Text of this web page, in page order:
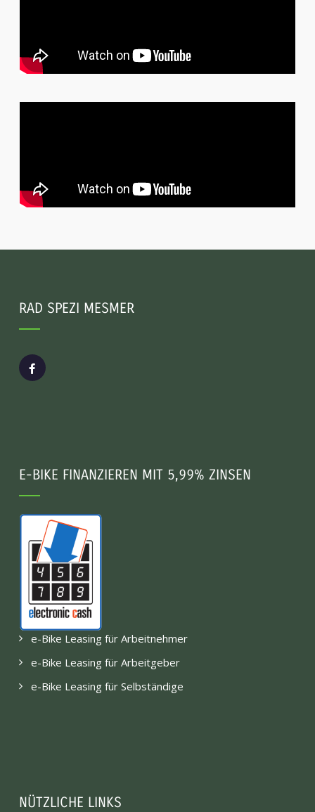
RAD SPEZI MESMER
E-BIKE FINANZIEREN MIT 5,99% ZINSEN
e-Bike Leasing für Arbeitnehmer
e-Bike Leasing für Arbeitgeber
e-Bike Leasing für Selbständige
NÜTZLICHE LINKS